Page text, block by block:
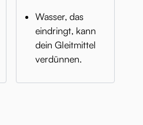
Wasser, das
eindringt, kann
dein Gleitmittel
verdünnen.